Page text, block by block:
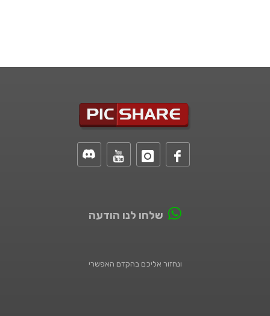
שלחו לנו הודעה
ונחזור אליכם בהקדם האפשרי